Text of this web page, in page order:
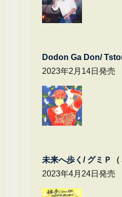
Dodon Ga Don/
2023年2月14日発売
未来へ歩く/ グミＰ
2023年4月24日発売